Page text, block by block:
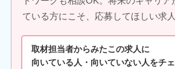
ている方にこそ、応募してほしい求人
取材担当者からみたこの求人に
向いている人・向いていない人をチ